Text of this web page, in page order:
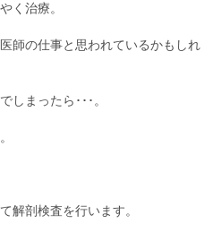
く治療。
師の仕事と思われているかもしれ
しまったら･･･。
解剖検査を行います。